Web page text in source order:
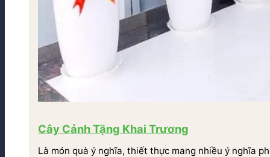
Cây Cảnh Tặng Khai Trương
Là món quà ý nghĩa, thiết thực mang nhiều ý nghĩa